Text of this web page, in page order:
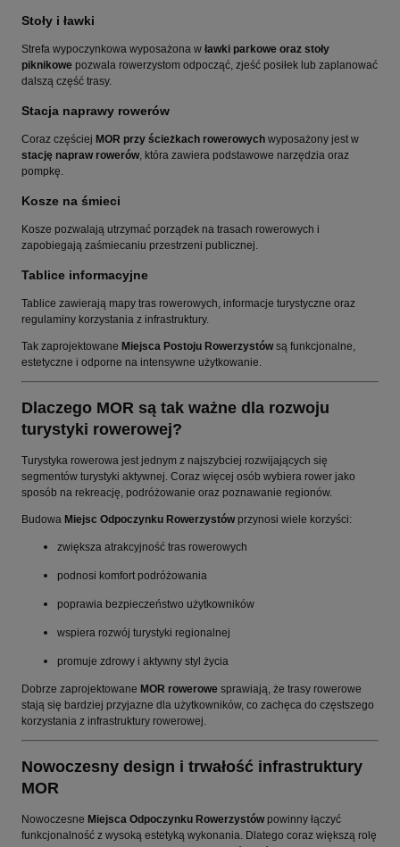
Stoły i ławki
Strefa wypoczynkowa wyposażona w ławki parkowe oraz stoły
piknikowe pozwala rowerzystom odpocząć, zjeść posiłek lub zaplanować
dalszą część trasy.
Stacja naprawy rowerów
Coraz częściej MOR przy ścieżkach rowerowych wyposażony jest w
stację napraw rowerów, która zawiera podstawowe narzędzia oraz
pompkę.
Kosze na śmieci
Kosze pozwalają utrzymać porządek na trasach rowerowych i
zapobiegają zaśmiecaniu przestrzeni publicznej.
Tablice informacyjne
Tablice zawierają mapy tras rowerowych, informacje turystyczne oraz
regulaminy korzystania z infrastruktury.
Tak zaprojektowane Miejsca Postoju Rowerzystówsą funkcjonalne,
estetyczne i odporne na intensywne użytkowanie.
Dlaczego MOR są tak ważne dla rozwoju
turystyki rowerowej?
Turystyka rowerowa jest jednym z najszybciej rozwijających się
segmentów turystyki aktywnej. Coraz więcej osób wybiera rower jako
sposób na rekreację, podróżowanie oraz poznawanie regionów.
Budowa Miejsc Odpoczynku Rowerzystówprzynosi wiele korzyści:
zwiększa atrakcyjność tras rowerowych
podnosi komfort podróżowania
poprawia bezpieczeństwo użytkowników
wspiera rozwój turystyki regionalnej
promuje zdrowy i aktywny styl życia
Dobrze zaprojektowane MOR rowerowe sprawiają, że trasy rowerowe
stają się bardziej przyjazne dla użytkowników, co zachęca do częstszego
korzystania z infrastruktury rowerowej.
Nowoczesny design i trwałość infrastruktury
MOR
Nowoczesne Miejsca Odpoczynku Rowerzystówpowinny łączyć
funkcjonalność z wysoką estetyką wykonania. Dlatego coraz większą rolę